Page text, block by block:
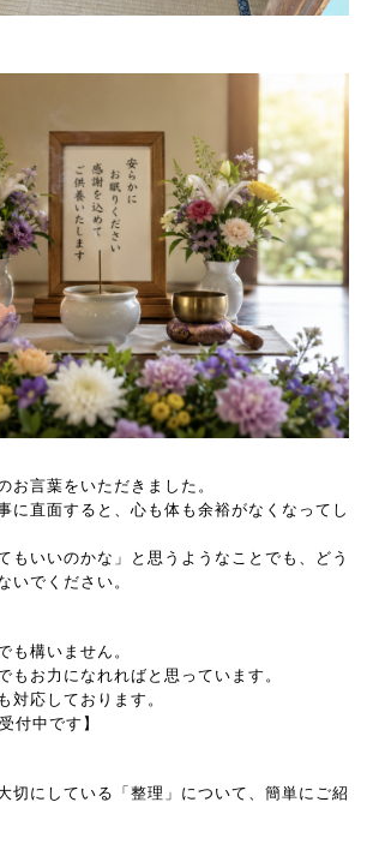
お言葉をいただきました。
に直面すると、心も体も余裕がなくなってし
もいいのかな」と思うようなことでも、どう
いでください。
も構いません。
もお力になれればと思っています。
対応しております。
付中です】
切にしている「整理」について、簡単にご紹